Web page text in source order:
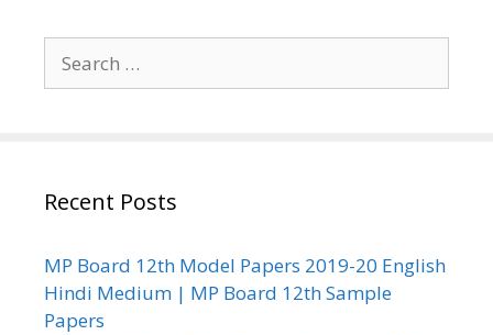
for:
Recent Posts
MP Board 12th Model Papers 2019-20 English
Hindi Medium | MP Board 12th Sample
Papers